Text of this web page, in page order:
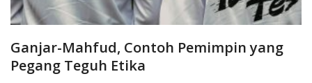
Ganjar-Mahfud, Contoh Pemimpin yang
Pegang Teguh Etika